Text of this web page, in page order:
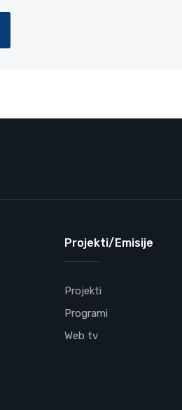
Projekti/Emisije
Projekti
Programi
Web tv